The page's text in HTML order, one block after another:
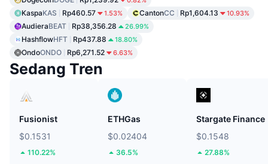
KaspaKAS Rp460.57 1.53% CantonCC Rp1,604.13 10.93%
AudieraBEAT Rp38,356.28 26.99%
HashflowHFT Rp437.88 18.80%
OndoONDO Rp6,271.52 6.63%
Sedang Tren
Fusionist
$0.1531
110.22%
ETHGas
$0.02404
36.5%
Stargate Finance
$0.1548
27.88%